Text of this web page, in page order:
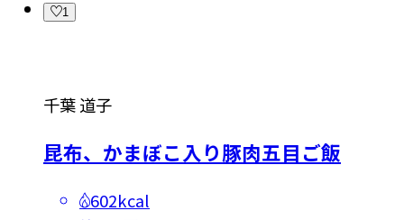
1
千葉 道子
昆布、かまぼこ入り豚肉五目ご飯
602kcal